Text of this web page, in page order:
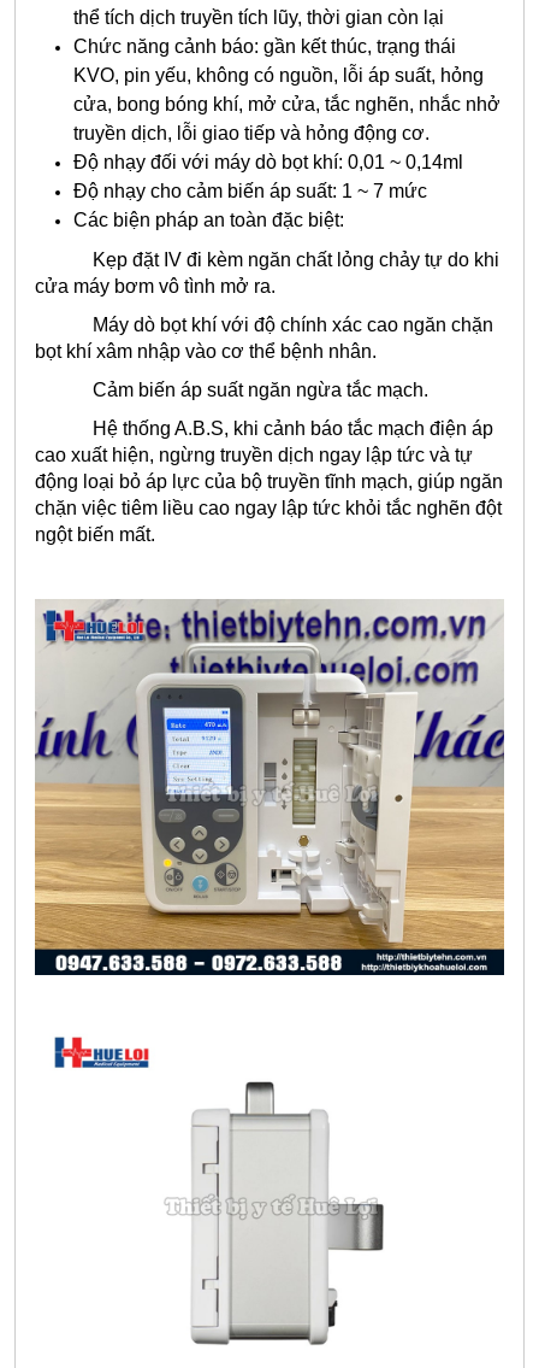
thể tích dịch truyền tích lũy, thời gian còn lại
Chức năng cảnh báo: gần kết thúc, trạng thái
KVO, pin yếu, không có nguồn, lỗi áp suất, hỏng
cửa, bong bóng khí, mở cửa, tắc nghẽn, nhắc nhở
truyền dịch, lỗi giao tiếp và hỏng động cơ.
Độ nhạy đối với máy dò bọt khí: 0,01 ~ 0,14ml
Độ nhạy cho cảm biến áp suất: 1 ~ 7 mức
Các biện pháp an toàn đặc biệt:
Kẹp đặt IV đi kèm ngăn chất lỏng chảy tự do khi
cửa máy bơm vô tình mở ra.
Máy dò bọt khí với độ chính xác cao ngăn chặn
bọt khí xâm nhập vào cơ thể bệnh nhân.
Cảm biến áp suất ngăn ngừa tắc mạch.
Hệ thống A.B.S, khi cảnh báo tắc mạch điện áp
cao xuất hiện, ngừng truyền dịch ngay lập tức và tự
động loại bỏ áp lực của bộ truyền tĩnh mạch, giúp ngăn
chặn việc tiêm liều cao ngay lập tức khỏi tắc nghẽn đột
ngột biến mất.